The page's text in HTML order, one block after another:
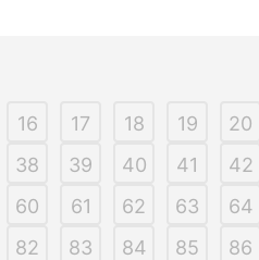
16 17 18 19 20
38 39 40 41 42
60 61 62 63 64
82 83 84 85 86